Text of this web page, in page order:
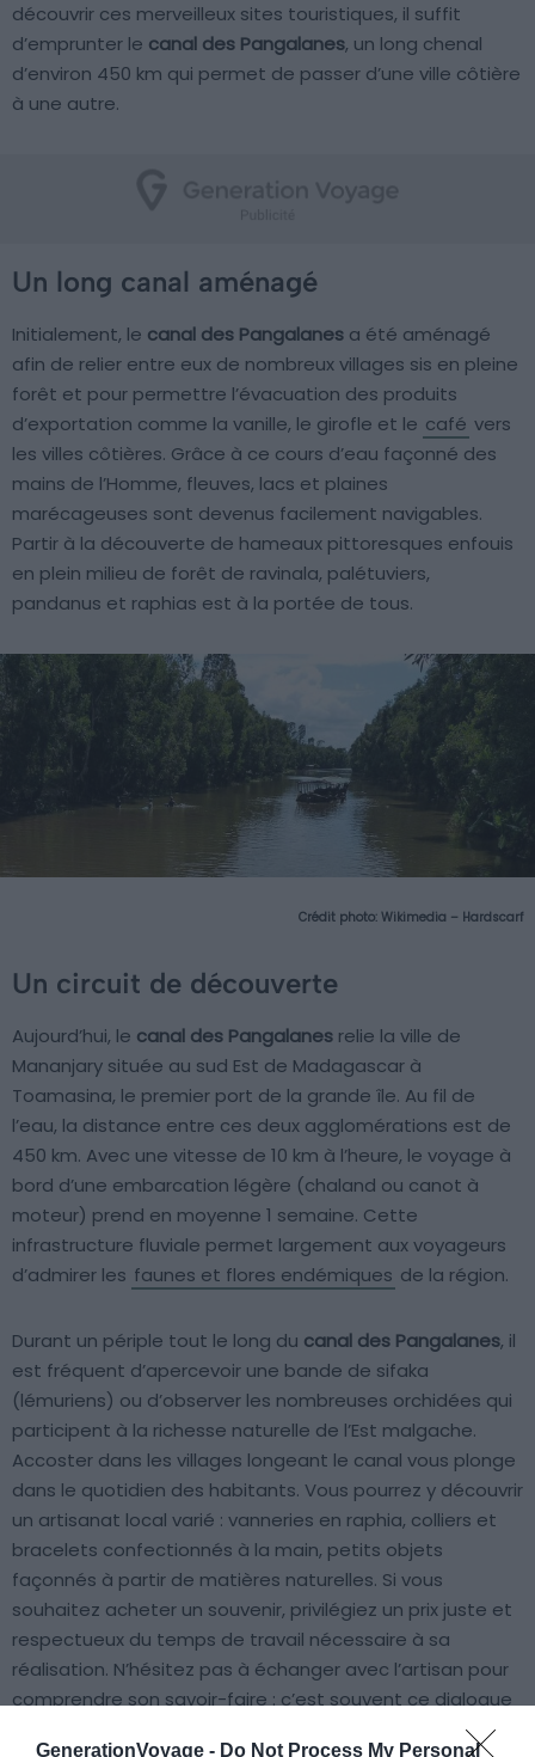
GenerationVoyage - Do Not Process My Personal
découvrir ces merveilleux sites touristiques, il suffit
d’emprunter le canal des Pangalanes, un long chenal
d’environ 450 km qui permet de passer d’une ville côtière
à une autre.
Un long canal aménagé
Initialement, le canal des Pangalanes a été aménagé
afin de relier entre eux de nombreux villages sis en pleine
forêt et pour permettre l’évacuation des produits
d’exportation comme la vanille, le girofle et le café vers
les villes côtières. Grâce à ce cours d’eau façonné des
mains de l’Homme, fleuves, lacs et plaines
marécageuses sont devenus facilement navigables.
Partir à la découverte de hameaux pittoresques enfouis
en plein milieu de forêt de ravinala, palétuviers,
pandanus et raphias est à la portée de tous.
Crédit photo: Wikimedia – Hardscarf
Un circuit de découverte
Aujourd’hui, le canal des Pangalanes relie la ville de
Mananjary située au sud Est de Madagascar à
Toamasina, le premier port de la grande île. Au fil de
l’eau, la distance entre ces deux agglomérations est de
450 km. Avec une vitesse de 10 km à l’heure, le voyage à
bord d’une embarcation légère (chaland ou canot à
moteur) prend en moyenne 1 semaine. Cette
infrastructure fluviale permet largement aux voyageurs
d’admirer les faunes et flores endémiques de la région.
Durant un périple tout le long du canal des Pangalanes, il
est fréquent d’apercevoir une bande de sifaka
(lémuriens) ou d’observer les nombreuses orchidées qui
participent à la richesse naturelle de l’Est malgache.
Accoster dans les villages longeant le canal vous plonge
dans le quotidien des habitants. Vous pourrez y découvrir
un artisanat local varié : vanneries en raphia, colliers et
bracelets confectionnés à la main, petits objets
façonnés à partir de matières naturelles. Si vous
souhaitez acheter un souvenir, privilégiez un prix juste et
respectueux du temps de travail nécessaire à sa
réalisation. N’hésitez pas à échanger avec l’artisan pour
comprendre son savoir-faire : c’est souvent ce dialogue